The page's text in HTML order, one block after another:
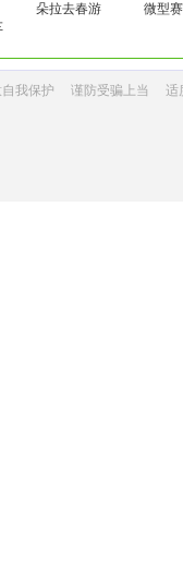
朵拉去春游 微型
我保护 谨防受骗上当 适